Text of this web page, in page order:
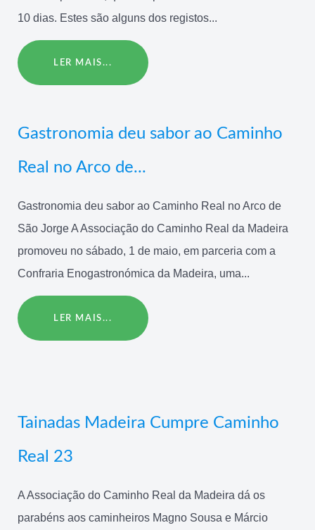
10 dias. Estes são alguns dos registos...
LER MAIS...
Gastronomia deu sabor ao Caminho
Real no Arco de...
Gastronomia deu sabor ao Caminho Real no Arco de
São Jorge A Associação do Caminho Real da Madeira
promoveu no sábado, 1 de maio, em parceria com a
Confraria Enogastronómica da Madeira, uma...
LER MAIS...
Tainadas Madeira Cumpre Caminho
Real 23
A Associação do Caminho Real da Madeira dá os
parabéns aos caminheiros Magno Sousa e Márcio